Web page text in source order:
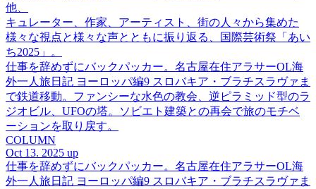
他、
キュレーター、作家、アーティスト、街の人々から集めた
様々な視点と様々な声とともに振り返る、国際芸術祭「あい
ち2025」。
仕事を辞めずにバックパッカー。名古屋在住アラサーOL海
外一人旅日記 ヨーロッパ編9 スロバキア・ブラチスラヴァま
で鉄道移動。ファンシーな水色の教会、逆ピラミッド型のラ
ジオビル、UFOの塔。ソビエト建築との再会で旅のモチベ
ーションを取り戻す。
COLUMN
Oct 13. 2025 up
仕事を辞めずにバックパッカー。名古屋在住アラサーOL海
外一人旅日記 ヨーロッパ編9 スロバキア・ブラチスラヴァま